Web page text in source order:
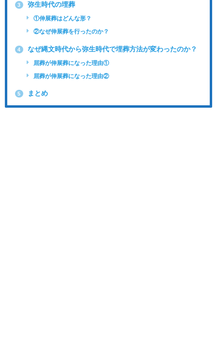
3 弥生時代の埋葬
①伸展葬はどんな形？
②なぜ伸展葬を行ったのか？
4 なぜ縄文時代から弥生時代で埋葬方法が変わったのか？
屈葬が伸展葬になった理由①
屈葬が伸展葬になった理由②
5 まとめ